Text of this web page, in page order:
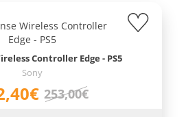
Controller Edge - PS5
Sony
253,00€